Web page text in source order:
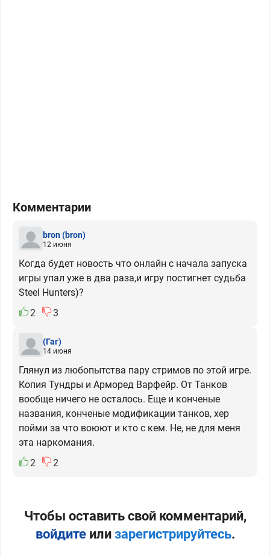
Комментарии
bron(bron)
12 июня
Когда будет новость что онлайн с начала запуска
игры упал уже в два раза,и игру постигнет судьба
Steel Hunters)?
2
3
(Гаг)
14 июня
Глянул из любопытства пару стримов по этой игре.
Копия Тундры и Арморед Варфейр. От Танков
вообще ничего не осталось. Еще и конченые
названия, конченые модификации танков, хер
пойми за что воюют и кто с кем. Не, не для меня
эта наркомания.
2
2
Чтобы оставить свой комментарий,
войдитеили зарегистрируйтесь.